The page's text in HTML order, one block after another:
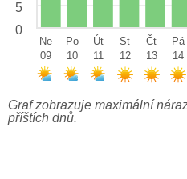
5
0
Ne
09
Po
10
Út
11
St
12
Čt
13
Pá
14
Graf zobrazuje maximální
příštích dnů.